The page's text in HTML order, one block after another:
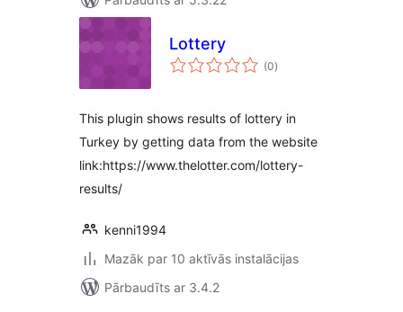
Lottery
(0vērtējumu
kopsumma
)
This plugin shows results of lottery in
Turkey by getting data from the website
link:https://www.thelotter.com/lottery-
results/
kenni1994
Mazāk par 10 aktīvās instalācijas
Pārbaudīts ar 3.4.2